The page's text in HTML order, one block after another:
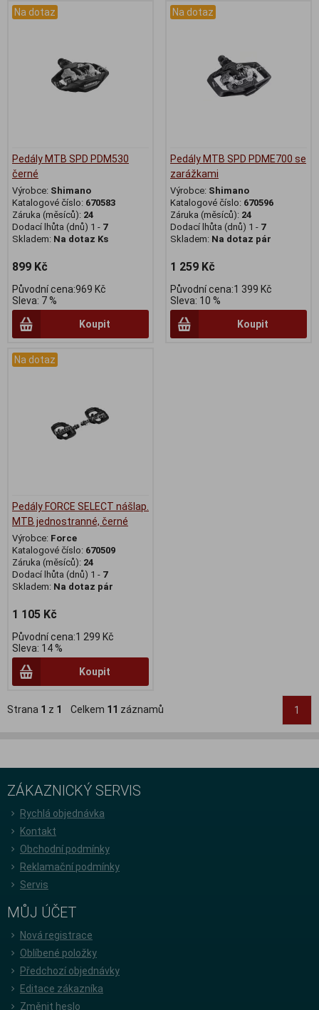
Na dotaz
Pedály MTB SPD PDM530
černé
Výrobce: Shimano
Katalogové číslo: 670583
Záruka (měsíců): 24
Dodací lhůta (dnů) 1 - 7
Skladem: Na dotaz Ks
899 Kč
Původní cena:969 Kč
Sleva: 7 %
Koupit
Na dotaz
Pedály MTB SPD PDME700 se
zarážkami
Výrobce: Shimano
Katalogové číslo: 670596
Záruka (měsíců): 24
Dodací lhůta (dnů) 1 - 7
Skladem: Na dotaz pár
1 259 Kč
Původní cena:1 399 Kč
Sleva: 10 %
Koupit
Na dotaz
Pedály FORCE SELECT nášlap.
MTB jednostranné, černé
Výrobce: Force
Katalogové číslo: 670509
Záruka (měsíců): 24
Dodací lhůta (dnů) 1 - 7
Skladem: Na dotaz pár
1 105 Kč
Původní cena:1 299 Kč
Sleva: 14 %
Koupit
Strana 1 z 1 Celkem 11 záznamů 1
ZÁKAZNICKÝ SERVIS
Rychlá objednávka
Kontakt
Obchodní podmínky
Reklamační podmínky
Servis
MŮJ ÚČET
Nová registrace
Oblíbené položky
Předchozí objednávky
Editace zákazníka
Změnit heslo